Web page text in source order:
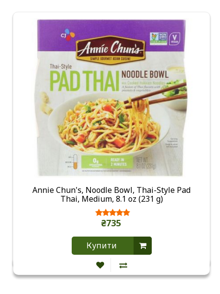
Annie Chun's, Noodle Bowl, Thai-Style Pad
Thai, Medium, 8.1 oz (231 g)
₴735
Купити